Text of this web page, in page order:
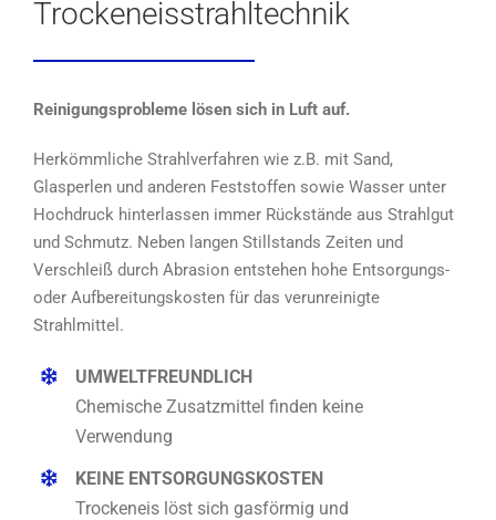
Trockeneisstrahltechnik
Reinigungsprobleme lösen sich in Luft auf.
Herkömmliche Strahlverfahren wie z.B. mit Sand,
Glasperlen und anderen Feststoffen sowie Wasser unter
Hochdruck hinterlassen immer Rückstände aus Strahlgut
und Schmutz. Neben langen Stillstands Zeiten und
Verschleiß durch Abrasion entstehen hohe Entsorgungs-
oder Aufbereitungskosten für das verunreinigte
Strahlmittel.
UMWELTFREUNDLICH
Chemische Zusatzmittel finden keine
Verwendung
KEINE ENTSORGUNGSKOSTEN
Trockeneis löst sich gasförmig und